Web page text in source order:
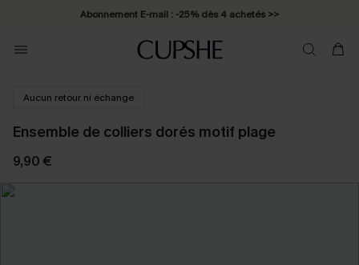
Abonnement E-mail : -25% dès 4 achetés >>
Aucun retour ni échange
Ensemble de colliers dorés motif plage
9,90 €